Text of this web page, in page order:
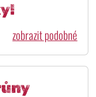
zobrazit podobné